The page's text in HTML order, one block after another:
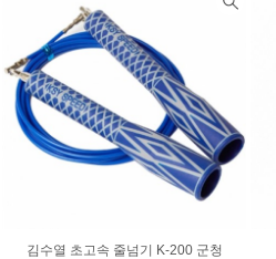
김수열 초고속 줄넘기 K-200 군청